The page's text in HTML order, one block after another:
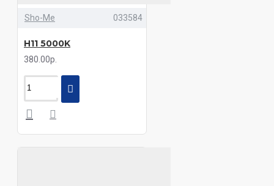
Sho-Me 033584
H11 5000K
380.00р.